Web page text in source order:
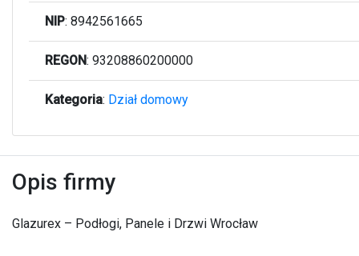
NIP: 8942561665
REGON: 93208860200000
Kategoria: Dział domowy
Opis firmy
Glazurex – Podłogi, Panele i Drzwi Wrocław